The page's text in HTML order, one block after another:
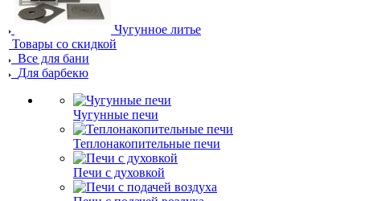
Чугунное литье
Товары со скидкой
Все для бани
Для барбекю
Чугунные печи
Теплонакопительные печи
Печи с духовкой